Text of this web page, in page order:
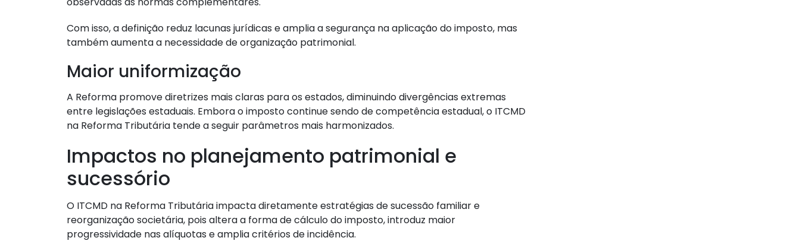
Com isso, a definição reduz lacunas jurídicas e amplia a segurança na aplicação do imposto, mas
também aumenta a necessidade de organização patrimonial.
Maior uniformização
A Reforma promove diretrizes mais claras para os estados, diminuindo divergências extremas
entre legislações estaduais. Embora o imposto continue sendo de competência estadual, o ITCMD
na Reforma Tributária tende a seguir parâmetros mais harmonizados.
Impactos no planejamento patrimonial e
sucessório
O ITCMD na Reforma Tributária impacta diretamente estratégias de sucessão familiar e
reorganização societária, pois altera a forma de cálculo do imposto, introduz maior
progressividade nas alíquotas e amplia critérios de incidência.